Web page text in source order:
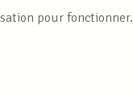
pour fonctionner.